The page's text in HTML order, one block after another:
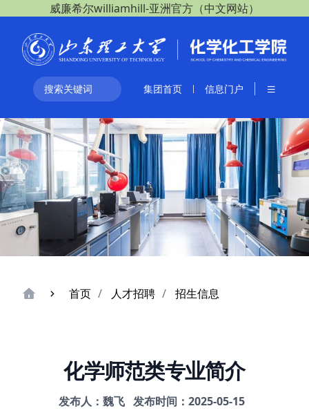
威廉希尔williamhill-亚洲官方（中文网站）
集团首页 信息门户
首页 人才招聘 招生信息
化学师范类专业简介
发布人：魏飞 发布时间：2025-05-15